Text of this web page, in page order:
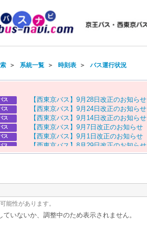
＞ 系統一覧＞ 時刻表＞ バス運行状況
ス 【西東京バス 】 9月 28 日 改正のお知 らせ
ス 【西東京バス 】 9月 24 日 改正のお知 らせ
ス 【西東京バス 】 9月 14 日 改正のお知 らせ
ス 【西東京バス 】 9月 7 日 改正のお知 らせ
ス 【西東京バス 】 9月 1 日 改正のお知 らせ
ス 【西東京バス 】 8 月 29日改正のお知 らせ
ス 【京王バス】お盆ダイヤのお知らせ
能性があります。
いないか、調整中のため表示されません。